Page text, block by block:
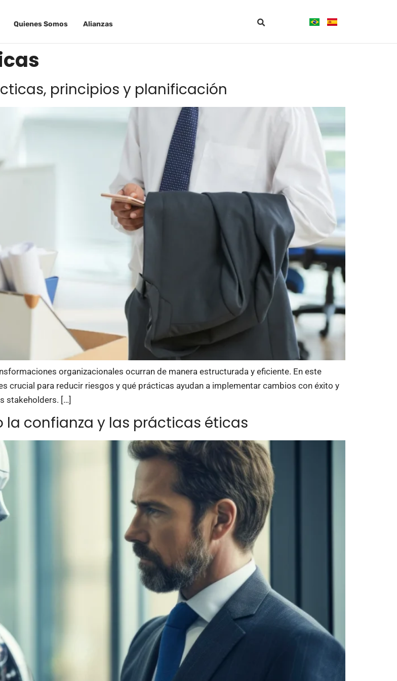
Quienes Somos Alianzas
principios y planificación
organizacionales ocurran de manera estructurada y eficiente. En este
crucial para reducir riesgos y qué prácticas ayudan a implementar cambios con éxito y
stakeholders. […]
confianza y las prácticas éticas